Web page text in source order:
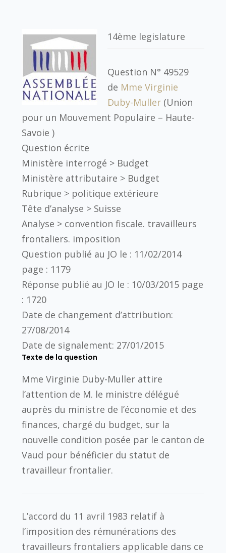
14ème legislature
Question N° 49529
de Mme Virginie
Duby-Muller(Union
pour un Mouvement Populaire – Haute-
Savoie )
Question écrite
Ministère interrogé > Budget
Ministère attributaire > Budget
Rubrique > politique extérieure
Tête d’analyse > Suisse
Analyse > convention fiscale. travailleurs
frontaliers. imposition
Question publié au JO le : 11/02/2014
page : 1179
Réponse publié au JO le : 10/03/2015page
: 1720
Date de changement d’attribution:
27/08/2014
Date de signalement: 27/01/2015
Texte de la question
Mme Virginie Duby-Muller attire
l’attention de M. le ministre délégué
auprès du ministre de l’économie et des
finances, chargé du budget, sur la
nouvelle condition posée par le canton de
Vaud pour bénéficier du statut de
travailleur frontalier.
L’accord du 11 avril 1983 relatif à
l’imposition des rémunérations des
travailleurs frontaliers applicable dans ce